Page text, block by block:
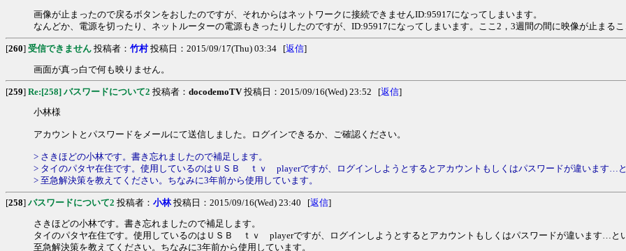
画像が止まったので戻るボタンをおしたのですが、それからはネットワークに接続できませんID:95917になってしまいます。
なんどか、電源を切ったり、ネットルーターの電源もきったりしたのですが、ID:95917になってしまいます。ここ2，3週間の間に映像が止まる
[260] 受信できません 投稿者： 竹村投稿日：2015/09/17(Thu) 03:34 [返信]
画面が真っ白で何も映りません。
[259] Re:[258] バスワードについて2 投稿者： docodemoTV投稿日：2015/09/16(Wed) 23:52 [返信]
小林様
アカウントとパスワードをメールにて送信しました。ログインできるか、ご確認ください。
> さきほどの小林です。書き忘れましたので補足します。
> タイのパタヤ在住です。使用しているのはＵＳＢ ｔｖ playerですが、ログインしようとするとアカウントもしくはパスワードが違います…と
> 至急解決策を教えてください。ちなみに3年前から使用しています。
[258] バスワードについて2 投稿者： 小林投稿日：2015/09/16(Wed) 23:40 [返信]
さきほどの小林です。書き忘れましたので補足します。
タイのパタヤ在住です。使用しているのはＵＳＢ ｔｖ playerですが、ログインしようとするとアカウントもしくはパスワードが違います…と
至急解決策を教えてください。ちなみに3年前から使用しています。